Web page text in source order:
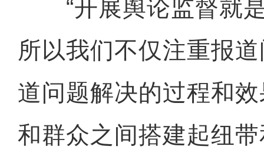
“开展舆论监督就是
所以我们不仅注重报
道问题解决的过程和
和群众之间搭建起纽